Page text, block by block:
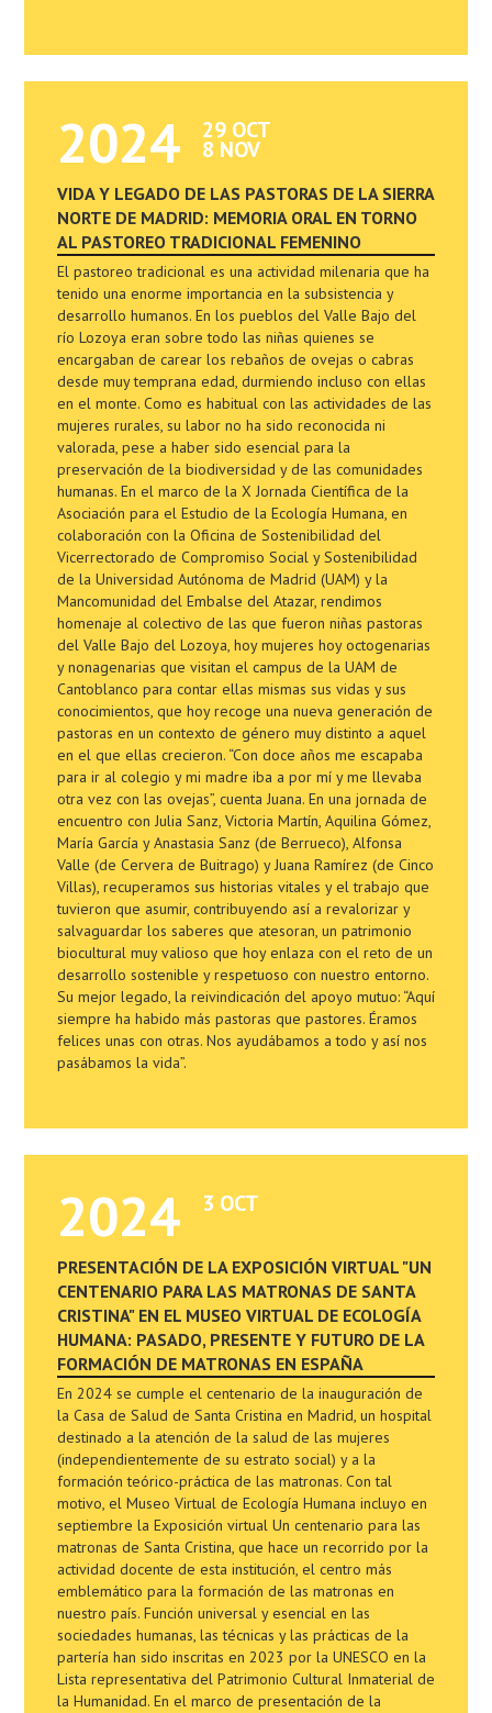
2024 29 OCT
8 NOV
VIDA Y LEGADO DE LAS PASTORAS DE LA SIERRA
NORTE DE MADRID: MEMORIA ORAL EN TORNO
AL PASTOREO TRADICIONAL FEMENINO
El pastoreo tradicional es una actividad milenaria que ha
tenido una enorme importancia en la subsistencia y
desarrollo humanos. En los pueblos del Valle Bajo del
río Lozoya eran sobre todo las niñas quienes se
encargaban de carear los rebaños de ovejas o cabras
desde muy temprana edad, durmiendo incluso con ellas
en el monte. Como es habitual con las actividades de las
mujeres rurales, su labor no ha sido reconocida ni
valorada, pese a haber sido esencial para la
preservación de la biodiversidad y de las comunidades
humanas. En el marco de la X Jornada Científica de la
Asociación para el Estudio de la Ecología Humana, en
colaboración con la Oficina de Sostenibilidad del
Vicerrectorado de Compromiso Social y Sostenibilidad
de la Universidad Autónoma de Madrid (UAM) y la
Mancomunidad del Embalse del Atazar, rendimos
homenaje al colectivo de las que fueron niñas pastoras
del Valle Bajo del Lozoya, hoy mujeres hoy octogenarias
y nonagenarias que visitan el campus de la UAM de
Cantoblanco para contar ellas mismas sus vidas y sus
conocimientos, que hoy recoge una nueva generación de
pastoras en un contexto de género muy distinto a aquel
en el que ellas crecieron. “Con doce años me escapaba
para ir al colegio y mi madre iba a por mí y me llevaba
otra vez con las ovejas”, cuenta Juana. En una jornada de
encuentro con Julia Sanz, Victoria Martín, Aquilina Gómez,
María García y Anastasia Sanz (de Berrueco), Alfonsa
Valle (de Cervera de Buitrago) y Juana Ramírez (de Cinco
Villas), recuperamos sus historias vitales y el trabajo que
tuvieron que asumir, contribuyendo así a revalorizar y
salvaguardar los saberes que atesoran, un patrimonio
biocultural muy valioso que hoy enlaza con el reto de un
desarrollo sostenible y respetuoso con nuestro entorno.
Su mejor legado, la reivindicación del apoyo mutuo: “Aquí
siempre ha habido más pastoras que pastores. Éramos
felices unas con otras. Nos ayudábamos a todo y así nos
pasábamos la vida”.
2024 3 OCT
PRESENTACIÓN DE LA EXPOSICIÓN VIRTUAL "UN
CENTENARIO PARA LAS MATRONAS DE SANTA
CRISTINA" EN EL MUSEO VIRTUAL DE ECOLOGÍA
HUMANA: PASADO, PRESENTE Y FUTURO DE LA
FORMACIÓN DE MATRONAS EN ESPAÑA
En 2024 se cumple el centenario de la inauguración de
la Casa de Salud de Santa Cristina en Madrid, un hospital
destinado a la atención de la salud de las mujeres
(independientemente de su estrato social) y a la
formación teórico-práctica de las matronas. Con tal
motivo, el Museo Virtual de Ecología Humana incluyo en
septiembre la Exposición virtual Un centenario para las
matronas de Santa Cristina, que hace un recorrido por la
actividad docente de esta institución, el centro más
emblemático para la formación de las matronas en
nuestro país. Función universal y esencial en las
sociedades humanas, las técnicas y las prácticas de la
partería han sido inscritas en 2023 por la UNESCO en la
Lista representativa del Patrimonio Cultural Inmaterial de
la Humanidad. En el marco de presentación de la